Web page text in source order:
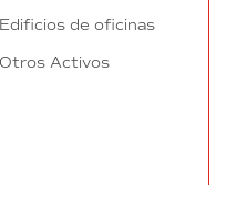
de oficinas
Activos